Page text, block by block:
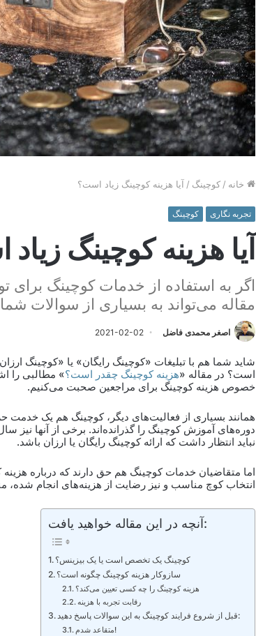
خانه / کوچینگ / آیا هزینه کوچینگ زیاد است؟
تجربه نگاری کوچینگ
آیا هزینه کوچینگ
اگر به استفاده از خدمات کوچینگ
مقاله می‌تواند به بسیاری از سوالات
اصغر محمدی فاضل 2021-02-02
شاید شما هم با تبلیغات «کوچینگ رایگان» یا «کوچینگ
است؟ در مقاله «هزینه کوچینگ چقدر است؟» مطالبی را
خصوص هزینه کوچینگ برای مراجعین صحبت می‌کنیم.
همانند بسیاری از فعالیت‌های دیگر، کوچینگ هم یک خدمت
دوره‌های آموزش کوچینگ را گذرانده‌اند. برخی از آنها نیز
نباید انتظار داشت که ارائه کوچینگ رایگان یا ارزان باشد.
اما متقاضیان خدمات کوچینگ هم حق دارند که درباره
انتخاب کوچ مناسب و نیز رضایت از هزینه‌های انجام شده،
آنچه در این مقاله خواهید یافت:
کوچینگ یک تخصص است یا یک بیزینس؟
سازوکار هزینه کوچینگ چگونه است؟
هزینه کوچینگ را چه کسی تعیین می‌کند؟
رقابت تجربه با هزینه
قبل از شروع فرایند کوچینگ به این سوالات پاسخ دهید:
متقاعد شدم!